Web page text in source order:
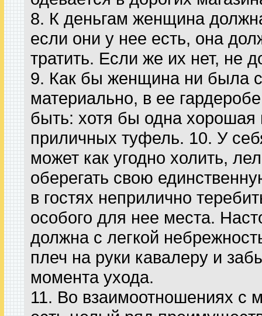
8. К деньгам женщина
если они у нее есть, она
тратить. Если же их нет, не
9. Как бы женщина ни была
материально, в ее
быть: хотя бы одна
приличных туфель. 10. У
может как угодно холить,
оберегать свою
в гостях неприлично
особого для нее места.
должна с легкой
плеч на руки кавалеру и
момента ухода.
11. Во взаимоотношениях с